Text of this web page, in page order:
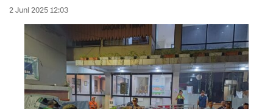
2 Juni 2025 12:03